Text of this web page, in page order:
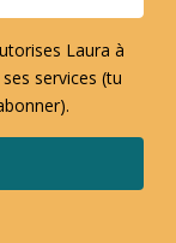
Laura à
services (tu